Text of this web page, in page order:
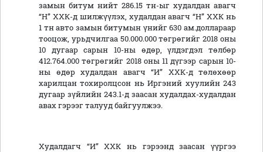
замын битум нийт 286.15 тн-ыг худалдан авагч
“Н” ХХК-д шилжүүлэх, худалдан авагч “Н” ХХК нь
1 тн авто замын битумын үнийг 630 ам.доллараар
тооцож, урьдчилгаа 50.000.000 төгрөгийг 2018 оны
10 дугаар сарын 10-ны өдөр, үлдэгдэл төлбөр
412.764.000 төгрөгийг 2018 оны 11 дүгээр сарын 10-
ны өдөр худалдан авагч “И” ХХК-д төлөхөөр
харилцан тохиролцсон ньИргэний хуулийн 243
дугаар зүйлийн 243.1-д заасан худалдах-худалдан
авах гэрээг талууд байгуулжээ.
Худалдагч “И” ХХК нь гэрээнд заасан үүргээ